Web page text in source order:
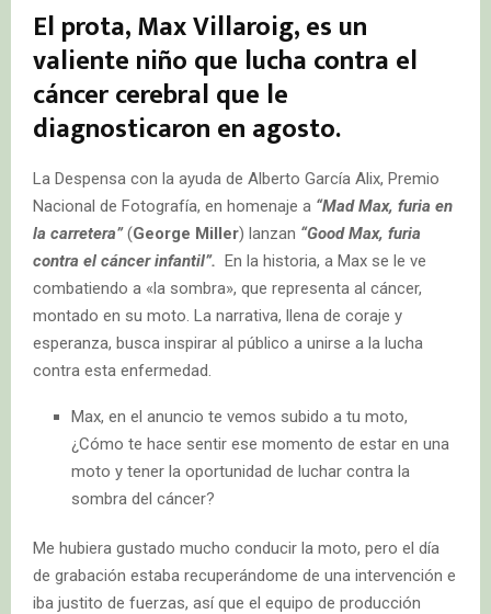
El prota,Max Villaroig, es un
valiente niño que lucha contra el
cáncer cerebral que le
diagnosticaron en agosto.
La Despensa con la ayuda de Alberto García Alix, Premio
Nacional de Fotografía, en homenaje a “Mad Max, furia en
la carretera”(George Miller) lanzan “Good Max, furia
contra el cáncer infantil”. En la historia, a Max se le ve
combatiendo a «la sombra», que representa al cáncer,
montado en su moto. La narrativa, llena de coraje y
esperanza, busca inspirar al público a unirse a la lucha
contra esta enfermedad.
Max, en el anuncio te vemos subido a tu moto,
¿Cómo te hace sentir ese momento de estar en una
moto y tener la oportunidad de luchar contra la
sombra del cáncer?
Me hubiera gustado mucho conducir la moto, pero el día
de grabación estaba recuperándome de una intervención e
iba justito de fuerzas, así que el equipo de producción